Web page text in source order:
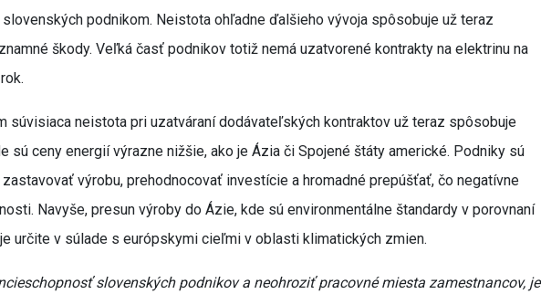
podnikom. Neistota ohľadne ďalšieho vývoja spôsobuje už teraz
škody. Veľká časť podnikov totiž nemá uzatvorené kontrakty na elektrinu na
súvisiaca neistota pri uzatváraní dodávateľských kontraktov už teraz spôsobuje
sú ceny energií výrazne nižšie, ako je Ázia či Spojené štáty americké. Podniky sú
výrobu, prehodnocovať investície a hromadné prepúšťať, čo negatívne
Navyše, presun výroby do Ázie, kde sú environmentálne štandardy v porovnaní
určite v súlade s európskymi cieľmi v oblasti klimatických zmien.
slovenských podnikov a neohroziť pracovné miesta zamestnancov, je